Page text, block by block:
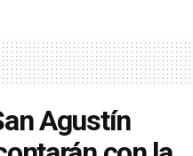
Agustín